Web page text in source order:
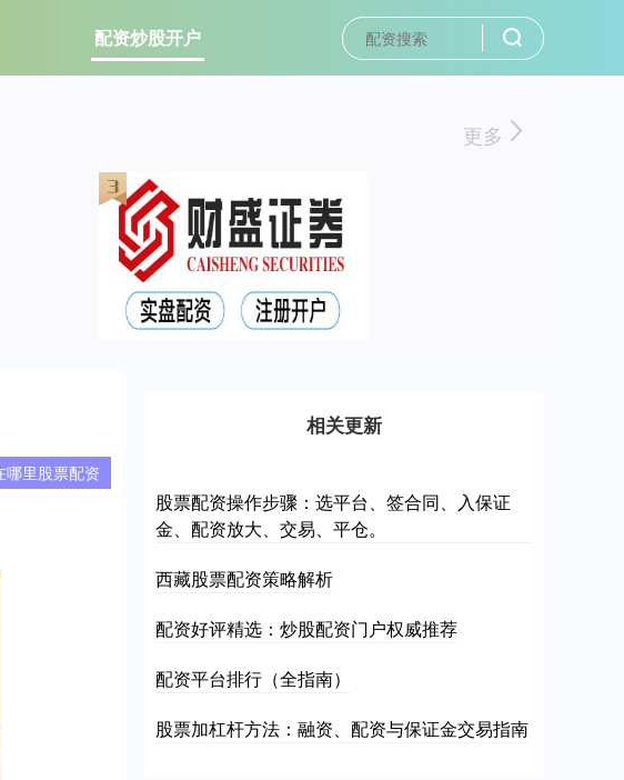
配资炒股开户
更多
哪里股票配资
相关更新
股票配资操作步骤：选平台、签合同、入保证
金、配资放大、交易、平仓。
西藏股票配资策略解析
配资好评精选：炒股配资门户权威推荐
配资平台排行（全指南）
股票加杠杆方法：融资、配资与保证金交易指南